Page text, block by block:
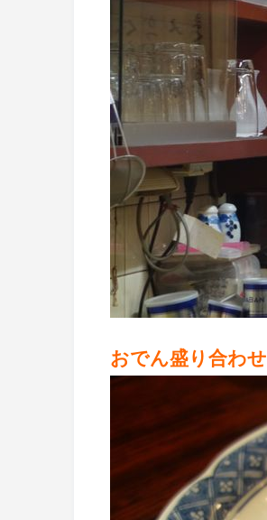
おでん盛り合わせ